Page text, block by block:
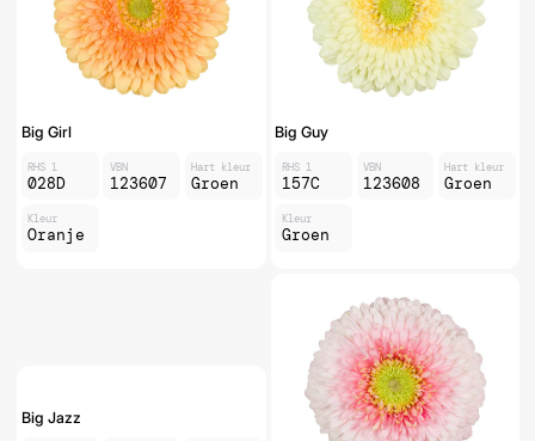
Big Girl
RHS 1
028D
VBN
123607
Hart kleur
Groen
Kleur
Oranje
Big Guy
RHS 1
157C
VBN
123608
Hart kleur
Groen
Kleur
Groen
Big Jazz